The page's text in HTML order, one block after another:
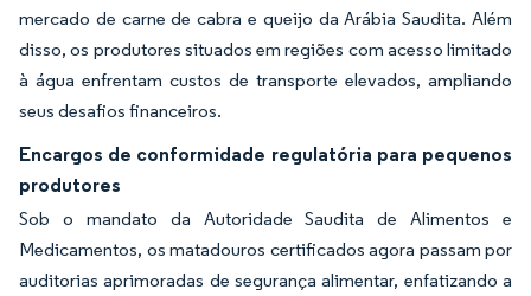
mercado de carne de cabra e queijo da Arábia Saudita. Além
disso, os produtores situados em regiões com acesso limitado
à água enfrentam custos de transporte elevados, ampliando
seus desafios financeiros.
Encargos de conformidade regulatória para pequenos
produtores
Sob o mandato da Autoridade Saudita de Alimentos e
Medicamentos, os matadouros certificados agora passam por
auditorias aprimoradas de segurança alimentar, enfatizando a